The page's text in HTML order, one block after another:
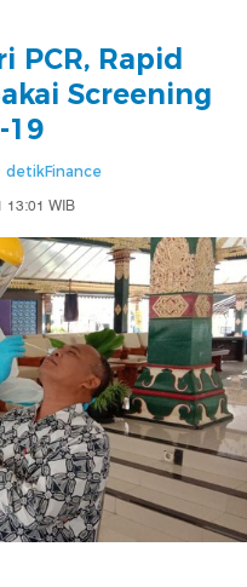
PCR, Rapid
Screening
19
detikFinance
13:01 WIB